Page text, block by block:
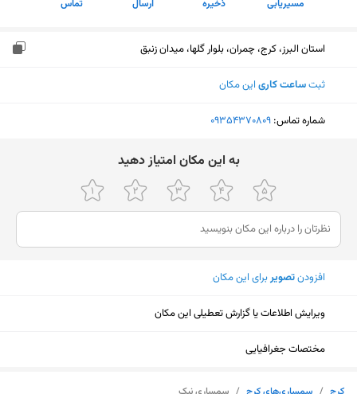
مسیریابی ذخیره ارسال تماس
استان البرز، کرج، چمران، بلوار گلها، میدان زنبق
ثبتساعت کاری این مکان
شماره تماس: ‎09354370809
ﺑﻪ اﯾﻦ ﻣﮑﺎن اﻣﺘﯿﺎز دﻫﯿﺪ
افزودنتصویربرای این مکان
ویرایش اطلاعات یا گزارش تعطیلی این مکان
مختصات جغرافیایی